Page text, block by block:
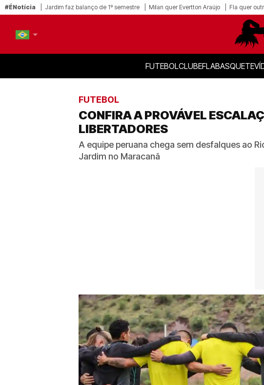
#ÉNotícia Jardim faz balanço de 1º semestre Milan quer Evertton Araújo Fla quer
FUTEBOLCLUBEFLABASQUETE
FUTEBOL
CONFIRA A PROVÁVEL
LIBERTADORES
A equipe peruana chega sem desfalques ao
Jardim no Maracanã